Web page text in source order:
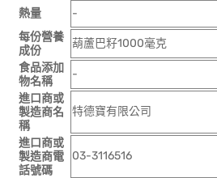
熱量
-
每份營養
成份
葫蘆巴籽1000毫克
食品添加
物名稱
-
進口商或
製造商名
稱
特德寶有限公司
進口商或
製造商電
話號碼
03-3116516